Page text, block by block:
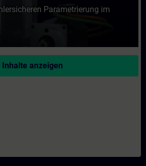
Parametrierung im
Inhalte anzeigen